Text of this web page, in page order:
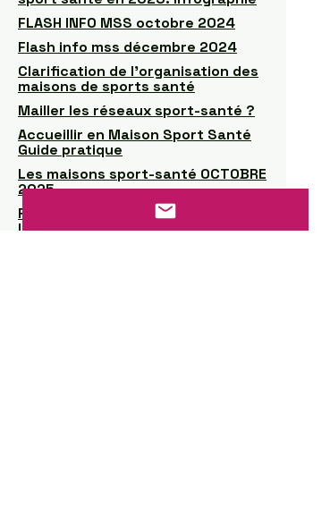
FLASH INFO MSS octobre 2024
Flash info mss décembre 2024
Clarification de l'organisation des
maisons de sports santé
Mailler les réseaux sport-santé ?
Accueillir en Maison Sport Santé
Guide pratique
Les maisons sport-santé OCTOBRE
2025
Reconnaitre l’intérêt général dans
les Maisons Sport Santé : vers une